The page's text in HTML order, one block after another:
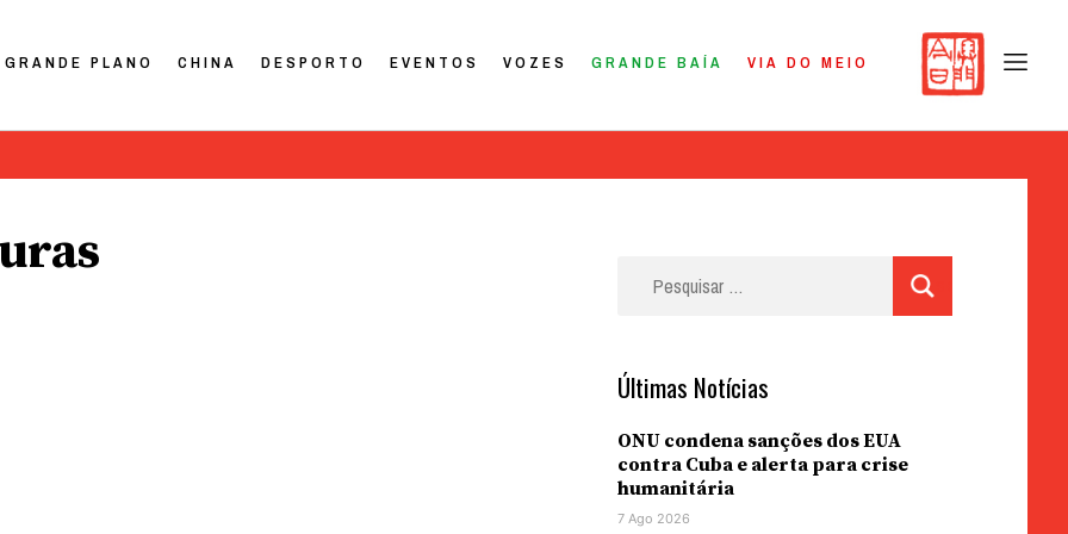
GRANDE PLANO CHINA DESPORTO EVENTOS VOZES GRANDE BAÍA VIA DO MEIO
Últimas Notícias
ONU condena sanções dos EUA
contra Cuba e alerta para crise
humanitária
7 Ago 2026